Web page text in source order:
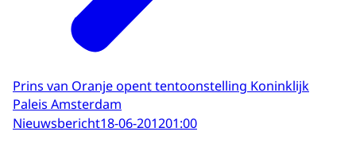
Prins van Oranje opent tentoonstelling Koninklijk
Paleis Amsterdam
Nieuwsbericht18-06-201201:00